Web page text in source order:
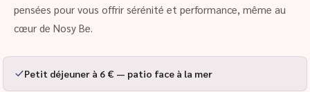
pensées pour vous offrir sérénité et performance, même au
cœur de Nosy Be.
Petit déjeuner à 6 € — patio face à la mer